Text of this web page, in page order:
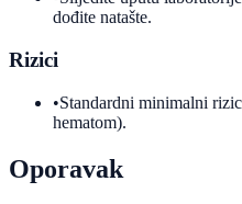
dođite natašte.
Rizici
•Standardni minimalni
hematom).
Oporavak